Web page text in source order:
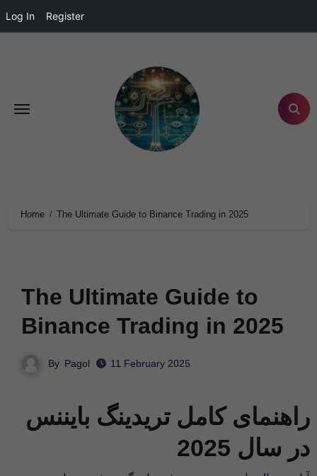
Log In Register
Home The Ultimate Guide to Binance Trading in 2025
The Ultimate Guide to
Binance Trading in 2025
By Pagol 11 February 2025
راهنمای کامل تریدینگ بایننس
در سال 2025